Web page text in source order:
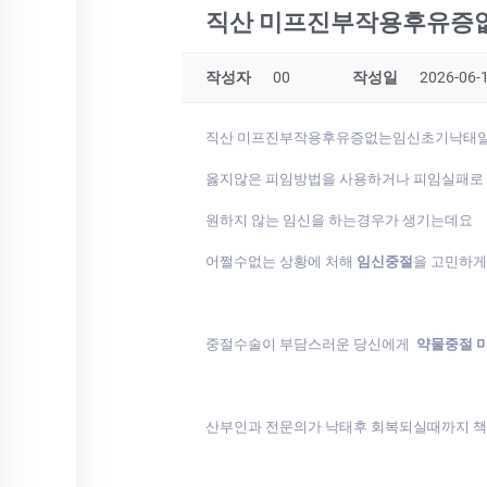
직산 미프진부작용후유증
작성자 00 작성일 2026-06-
직산 미프진부작용후유증없는임신초기낙태
옳지않은 피임방법을 사용하거나 피임실패로
원하지 않는 임신을 하는경우가 생기는데요
어쩔수없는 상황에 처해 임신중절 을 고민하
중절수술이 부담스러운 당신에게 약물중절
산부인과 전문의가 낙태후 회복되실때까지